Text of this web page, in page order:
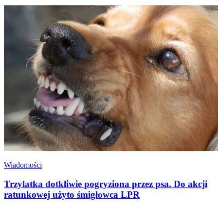
Wiadomości
Trzylatka dotkliwie pogryziona przez psa. Do akcji
ratunkowej użyto śmigłowca LPR